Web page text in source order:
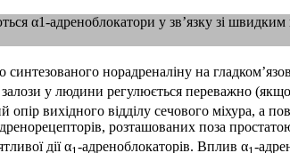
α1-адреноблокатори у зв’язку зі
норадреналіну на
залози у людини регулюється переважно
вихідного відділу сечового міхура, а
розташованих поза
дії α -адреноблокаторів. Вплив α -